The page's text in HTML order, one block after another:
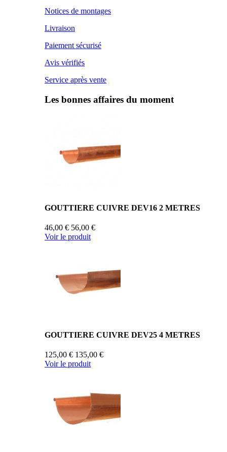
Notices de montages
Livraison
Paiement sécurisé
Avis vérifiés
Service après vente
Les bonnes affaires du moment
GOUTTIERE CUIVRE DEV16 2 METRES
46,00 € 56,00 €
Voir le produit
GOUTTIERE CUIVRE DEV25 4 METRES
125,00 € 135,00 €
Voir le produit